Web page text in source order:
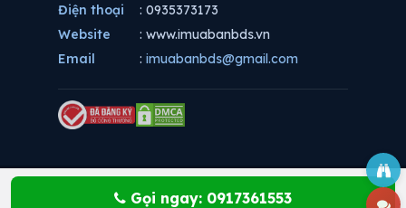
Gọi ngay: 0917361553
Điện thoại
: 0935373173
Website
: www.imuabanbds.vn
Email
: imuabanbds@gmail.com